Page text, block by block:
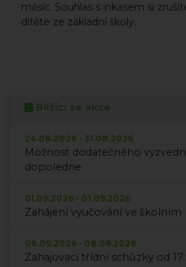
měsíc. Souhlas s inkasem si
dítěte ze základní školy.
Blížící se akce
24.08.2026 - 31.08.2026
Možnost dodatečného
dopoledne
01.09.2026 - 01.09.2026
Zahájení vyučování ve školním
08.09.2026 - 08.09.2026
Zahajovací třídní schůzky od